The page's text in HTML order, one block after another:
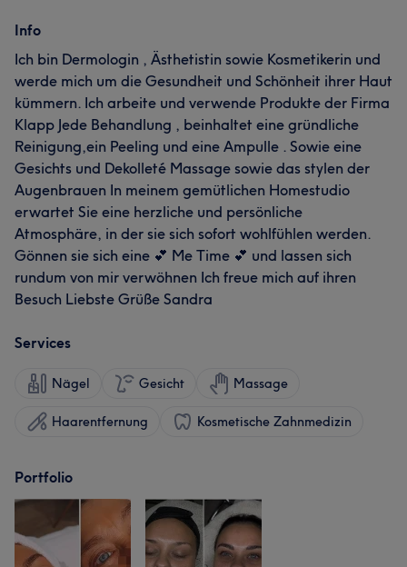
Info
Ich bin Dermologin , Ästhetistin sowie Kosmetikerin und
werde mich um die Gesundheit und Schönheit ihrer Haut
kümmern. Ich arbeite und verwende Produkte der Firma
Klapp Jede Behandlung , beinhaltet eine gründliche
Reinigung,ein Peeling und eine Ampulle . Sowie eine
Gesichts und Dekolleté Massage sowie das stylen der
Augenbrauen In meinem gemütlichen Homestudio
erwartet Sie eine herzliche und persönliche
Atmosphäre, in der sie sich sofort wohlfühlen werden.
Gönnen sie sich eine 💕 Me Time 💕 und lassen sich
rundum von mir verwöhnen Ich freue mich auf ihren
Besuch Liebste Grüße Sandra
Services
Nägel Gesicht Massage
Haarentfernung Kosmetische Zahnmedizin
Portfolio